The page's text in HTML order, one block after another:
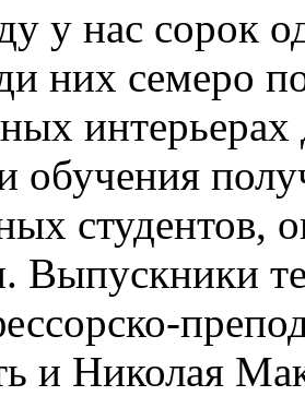
у нас сорок
них семеро
интерьерах
обучения
студентов,
Выпускники
и Николая